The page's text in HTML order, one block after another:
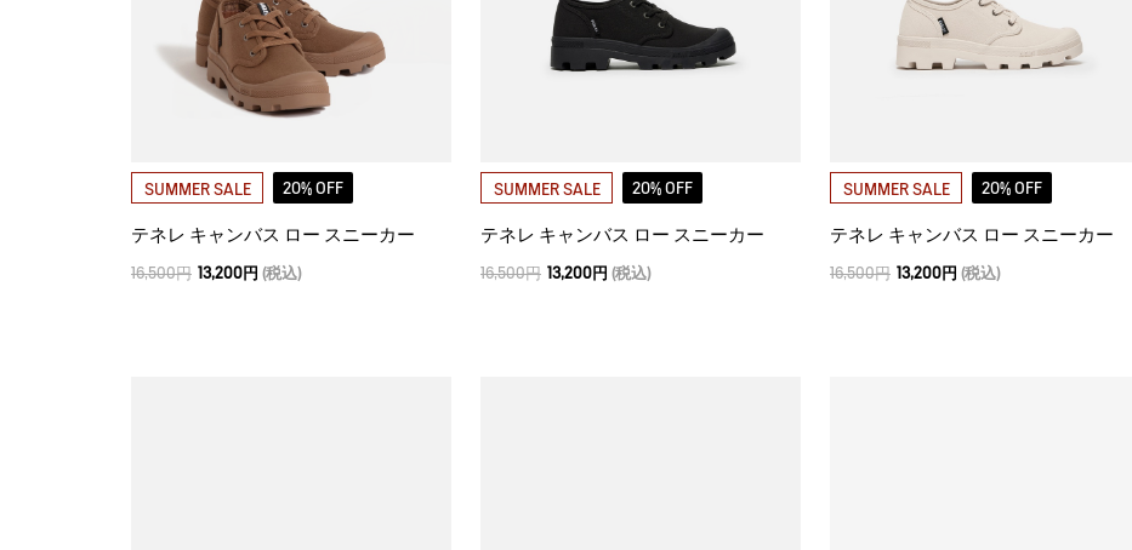
SUMMER SALE 20% OFF
テネレ キャンバス ロー スニーカー
16,500円 13,200円 (税込)
SUMMER SALE 20% OFF
テネレ キャンバス ロー スニーカー
16,500円 13,200円 (税込)
SUMMER SALE 20% OFF
テネレ キャンバス ロー スニーカー
16,500円 13,200円 (税込)